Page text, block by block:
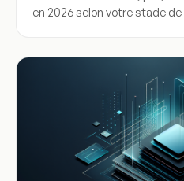
en 2026 selon votre stade